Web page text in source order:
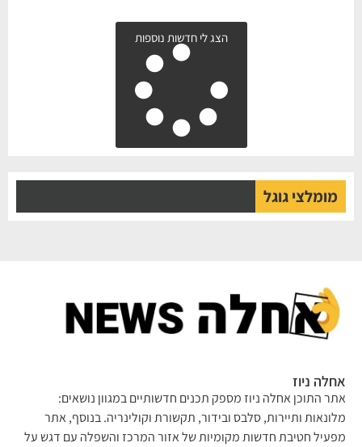
הצג לי חדשות נוספות
מומלצי גוגל
אחלה ניוז
אתר התוכן אחלה ניוז מספק תכנים חדשותיים במגוון נושאים:
מלונאות ותיירות, סלבס ובידור, תקשורת וקולינריה. בנוסף, אתר
מפעיל חטיבת חדשות מקומיות של אזור המרכז והשפלה עם דגש על